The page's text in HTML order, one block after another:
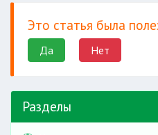
Это статья была
Да Нет
Разделы